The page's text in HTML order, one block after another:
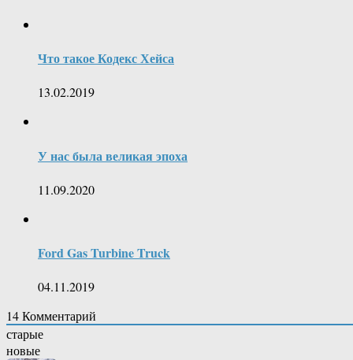
Что такое Кодекс Хейса
13.02.2019
У нас была великая эпоха
11.09.2020
Ford Gas Turbine Truck
04.11.2019
14Комментарий
старые
новые